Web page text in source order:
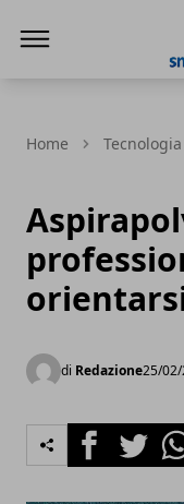
Home Tecnologia
di Redazione25/
FacebookTwitter